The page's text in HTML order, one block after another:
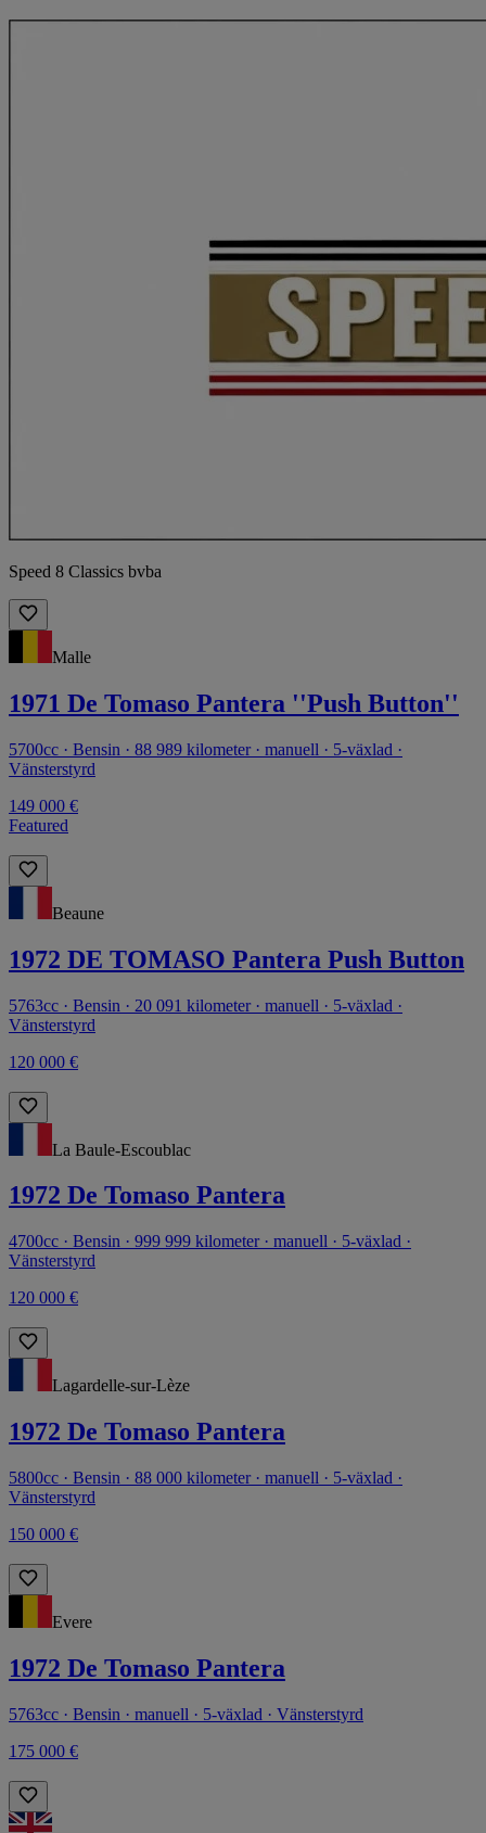
Speed 8 Classics bvba
Malle
1971 De Tomaso Pantera ''Push Button''
5700cc · Bensin · 88 989 kilometer · manuell · 5-växlad ·
Vänsterstyrd
149 000 €
Featured
Beaune
1972 DE TOMASO Pantera Push Button
5763cc · Bensin · 20 091 kilometer · manuell · 5-växlad ·
Vänsterstyrd
120 000 €
La Baule-Escoublac
1972 De Tomaso Pantera
4700cc · Bensin · 999 999 kilometer · manuell · 5-växlad ·
Vänsterstyrd
120 000 €
Lagardelle-sur-Lèze
1972 De Tomaso Pantera
5800cc · Bensin · 88 000 kilometer · manuell · 5-växlad ·
Vänsterstyrd
150 000 €
Evere
1972 De Tomaso Pantera
5763cc · Bensin · manuell · 5-växlad · Vänsterstyrd
175 000 €